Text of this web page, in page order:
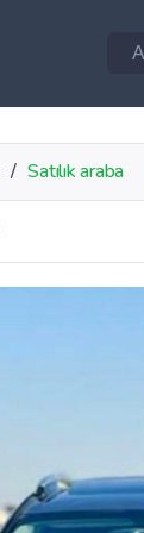
/ Satılık araba